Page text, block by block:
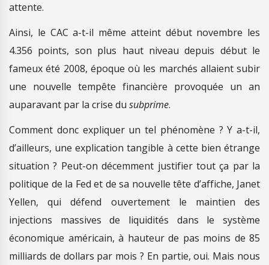
attente.
Ainsi, le CAC a-t-il même atteint début novembre les
4.356 points, son plus haut niveau depuis début le
fameux été 2008, époque où les marchés allaient subir
une nouvelle tempête financière provoquée un an
auparavant par la crise du subprime.
Comment donc expliquer un tel phénomène ? Y a-t-il,
d’ailleurs, une explication tangible à cette bien étrange
situation ? Peut-on décemment justifier tout ça par la
politique de la Fed et de sa nouvelle tête d’affiche, Janet
Yellen, qui défend ouvertement le maintien des
injections massives de liquidités dans le système
économique américain, à hauteur de pas moins de 85
milliards de dollars par mois ? En partie, oui. Mais nous